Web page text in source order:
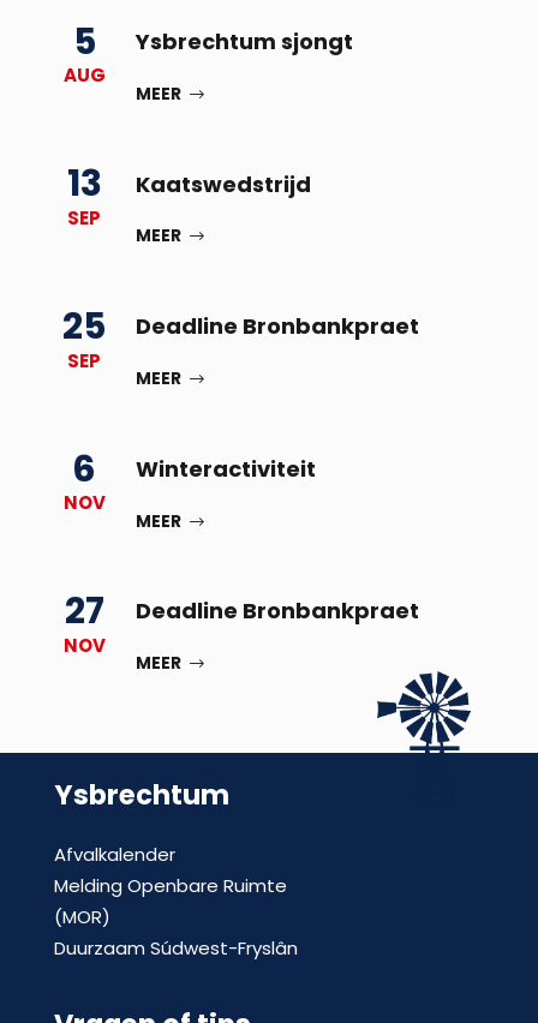
5
AUG
Ysbrechtum sjongt
MEER
13
SEP
Kaatswedstrijd
MEER
25
SEP
Deadline Bronbankpraet
MEER
6
NOV
Winteractiviteit
MEER
27
NOV
Deadline Bronbankpraet
MEER
Ysbrechtum
Afvalkalender
Melding Openbare Ruimte
(MOR)
Duurzaam Súdwest-Fryslân